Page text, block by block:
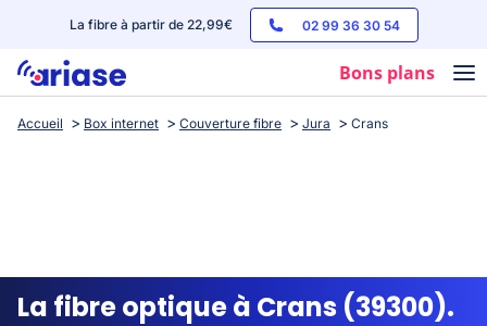
La fibre à partir de 22,99€ 02 99 36 30 54
Bons plans
Box internet
Streaming
Accueil Box internet Couverture fibre Jura Crans
La fibre optique à Crans (39300).